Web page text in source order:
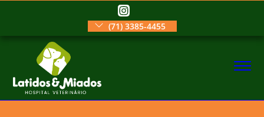
(71) 3385-4455